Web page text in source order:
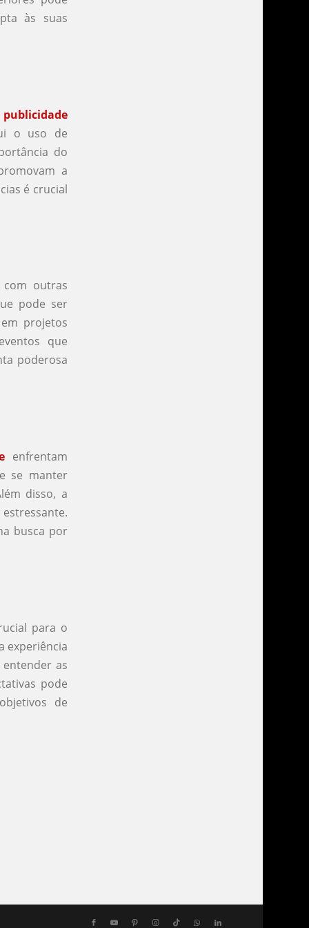
às suas
publicidade
o uso de
do
a
é crucial
outras
pode ser
projetos
que
poderosa
enfrentam
se manter
disso, a
busca por
para o
experiência
as
pode
de